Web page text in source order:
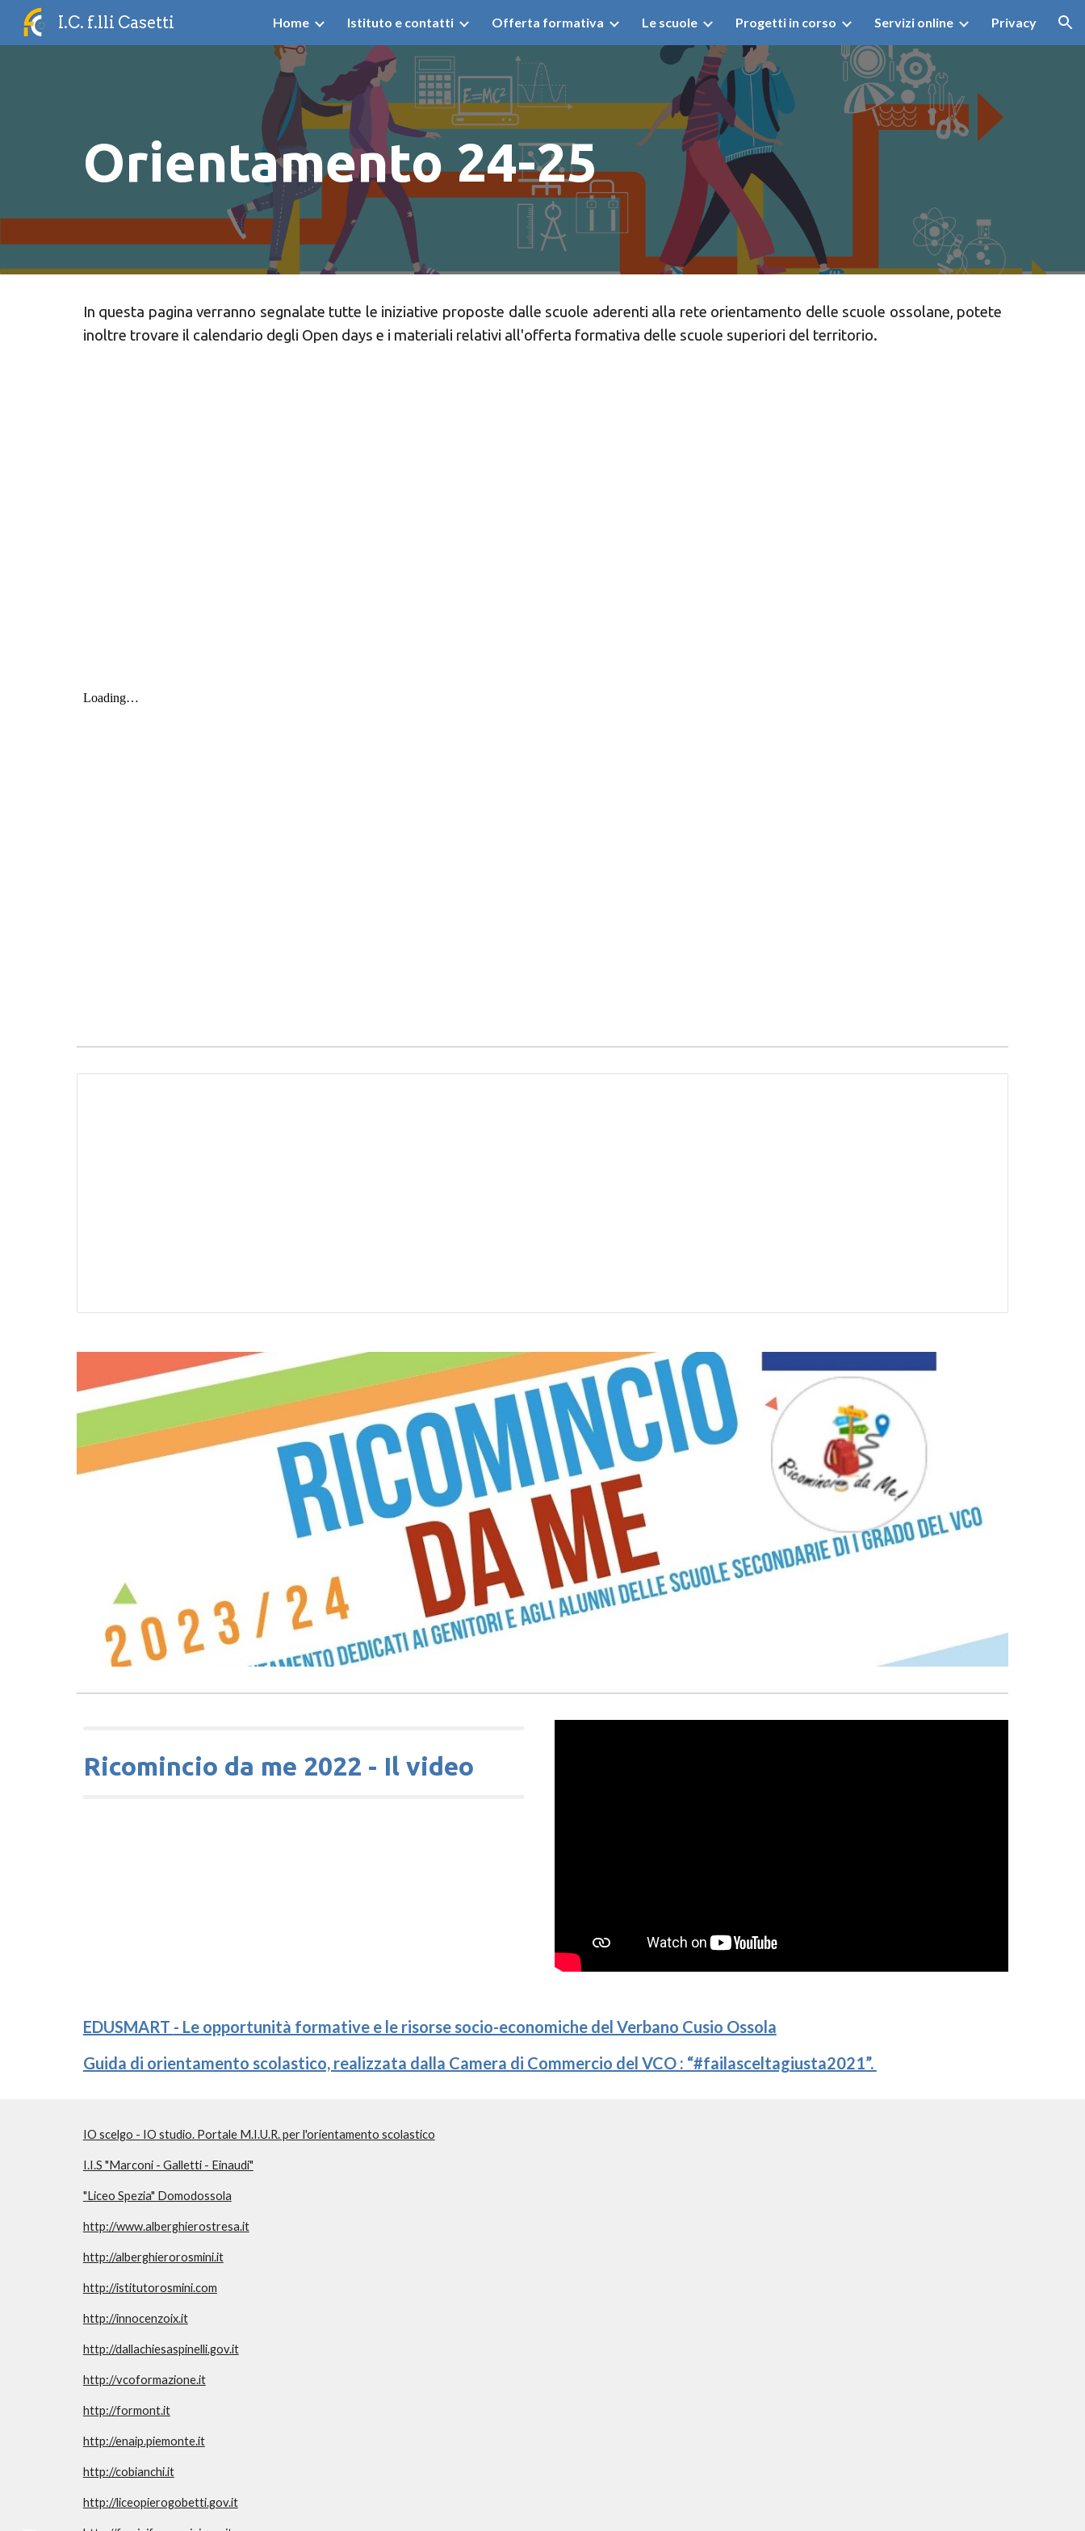
Skip to main content Skip to navigation
I.C. f.lli Casetti Home Istituto e contatti Offerta formativa Le scuole Progetti in corso Servizi online Privacy
Orientamento 24-25
In questa pagina verranno segnalate tutte le iniziative proposte dalle scuole aderenti alla rete orientamento delle scuole ossolane, potete
inoltre trovare il calendario degli Open days e i materiali relativi all'offerta formativa delle scuole superiori del territorio.
Ricomincio da me 2022 - Il video
EDUSMART - Le opportunità formative e le risorse socio-economiche del Verbano Cusio Ossola
Guida di orientamento scolastico, realizzata dalla Camera di Commercio del VCO : “#failasceltagiusta2021”.
IO scelgo - IO studio. Portale M.I.U.R. per l'orientamento scolastico
I.I.S "Marconi - Galletti - Einaudi"
"Liceo Spezia" Domodossola
http://www.alberghierostresa.it
http://alberghierorosmini.it
http://istitutorosmini.com
http://innocenzoix.it
http://dallachiesaspinelli.gov.it
http://vcoformazione.it
http://formont.it
http://enaip.piemonte.it
http://cobianchi.it
http://liceopierogobetti.gov.it